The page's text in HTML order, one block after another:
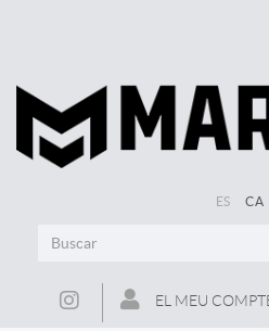
ES CA
EL MEU